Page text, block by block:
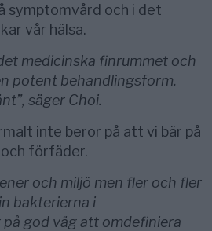
symptomvård och i det
vår hälsa.
medicinska finrummet och
potent behandlingsform.
säger Choi.
inte beror på att vi bär på
förfäder.
och miljö men fler och fler
bakterierna i
på god väg att omdefiniera